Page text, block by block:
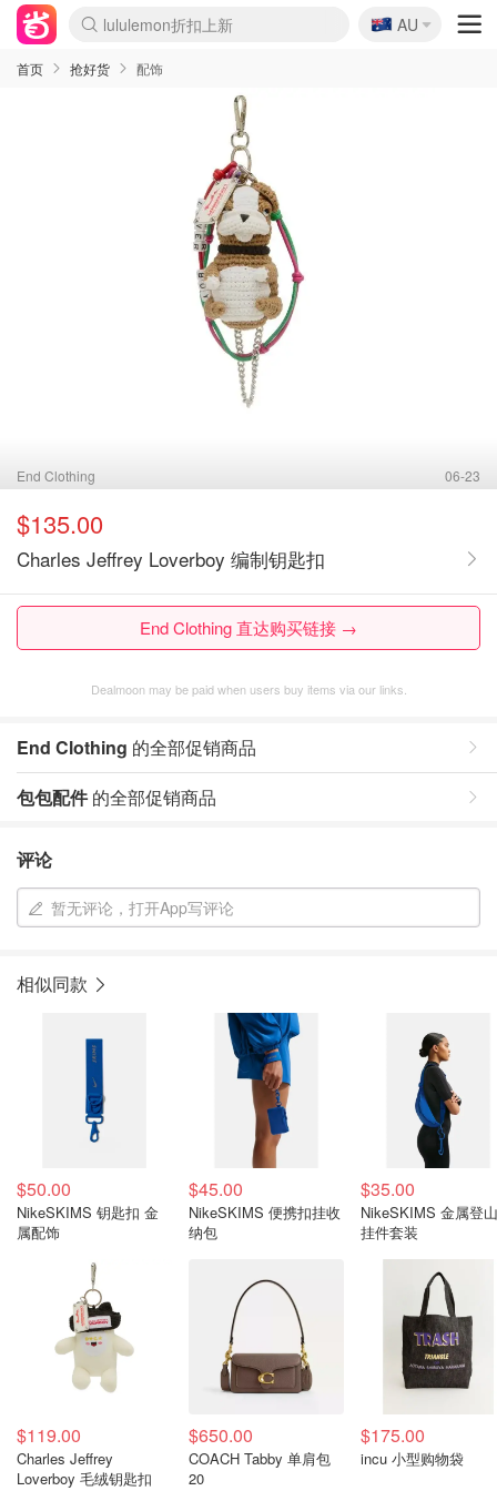
lululemon折扣上新
Sasa美妆护肤3.5折
SSENSE年中2.5折
FreshBeauty好价汇总
Cettire降价+叠9折
WWS Coles超市实拍
viagogo二手票捡漏
Myer超级周末
The Outnet奢牌1折起
David Jones 3折起
Flannels大牌1折
Perfumes Club护肤1折
AMIRO面罩$251
Amazon折扣汇总
eToro入金$200送$50
Amazon数码好物
ICONIC本周7.5折
ThedoubleF高奢地板价
Moose Knuckles 6折
丝芙兰5折起
EUFY摄像头$98
Selenichast首饰2折
Trip机票酒店促销
YSL送5件彩妆礼
Amazon家居好物
Amazon美妆护肤
雅漾大喷$8
过敏原检测盒$33
伊索独家赠50ml沐浴露
科颜氏高保湿面霜$29
SEALIFE海洋馆门票6折
丝塔芙大白罐$16
订阅Newsletter送香薰
Cult Beauty 6.8折
Harrods圣诞日历$525
LN-CC奢牌私促3折
d'Alba空姐喷雾$16
EVE LOM套装£56
Bernardelli独家4折
Adore Beauty 6折起
CT圣诞日历
Mytheresa奢品2.7折
Luxury Escapes 9折
Currentbody美容仪$881
MOON Garden Live
Roborock扫地机$649
Tingo Life水杯$24
Valentino官网5折
CR洗护套装$23
修丽可4件套$159
Myer彩妆2件7折
GANNI官网4.5折
Stylevana韩妆4折
Tessabit高奢8.5折
OGX洗发水$11
Amazon阿德莱德次日达
卡诗8.5折+赠礼
Philips Hue灯具8折
🇦🇺
AU
首页 抢好货 配饰
End Clothing 06-23
$135.00
Charles Jeffrey Loverboy 编制钥匙扣
End Clothing 直达购买链接 →
Dealmoon may be paid when users buy items via our links.
End Clothing 的全部促销商品
包包配件的全部促销商品
评论
暂无评论，打开App写评论
相似同款
$50.00
NikeSKIMS 钥匙扣 金
属配饰
$45.00
NikeSKIMS 便携扣挂收
纳包
$35.00
NikeSKIMS 金属登
挂件套装
$119.00
Charles Jeffrey
Loverboy 毛绒钥匙扣
$650.00
COACH Tabby 单肩包
20
$175.00
incu 小型购物袋